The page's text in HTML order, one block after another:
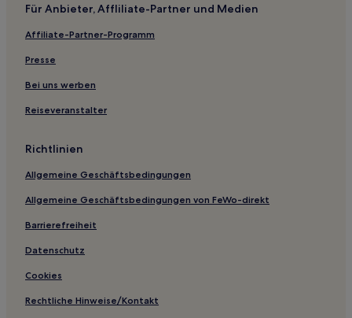
Ryokans in Präfektur Ishikawa
Ryokans in Kanazawa
Ferienwohnungen in Kanazawa
Aparthotels in Kanazawa
Gasthäuser in Kanazawa
Ryokans in Wakura Onsen
Hotels mit Wellnessbereich in Nanao
Hotels mit Parkplatz in Wajima
Günstige in Wajima
Business nahe Sekinohana
Hotels mit inbegriffenem Frühstück in Kanazawa
Business in Präfektur Ishikawa
Für Anbieter, Affliliate-Partner und Medien
Affiliate-Partner-Programm
Presse
Bei uns werben
Reiseveranstalter
Richtlinien
Allgemeine Geschäftsbedingungen
Allgemeine Geschäftsbedingungen von FeWo-direkt
Barrierefreiheit
Datenschutz
Cookies
Rechtliche Hinweise/Kontakt